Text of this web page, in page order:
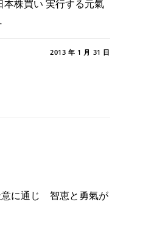
株買い 実行する元氣
2013 年 1 月 31 日
に通じ 智恵と勇氣が